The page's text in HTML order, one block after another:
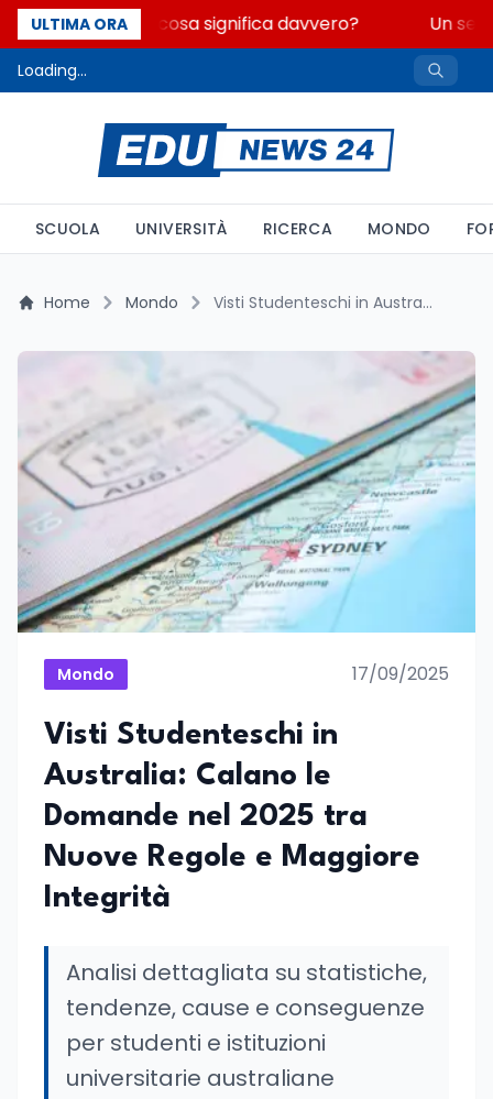
ULTIMA ORA
Fondo perduto: cosa significa davvero? Un
Loading...
SCUOLA UNIVERSITÀ RICERCA MONDO
Home Mondo Visti Studenteschi in Australia: Calano le Domande nel 2025 tra Nuove Regole e Maggiore Integrità
Mondo 17/09/2025
Visti Studenteschi in
Australia: Calano le
Domande nel 2025 tra
Nuove Regole e Maggiore
Integrità
Analisi dettagliata su statistiche,
tendenze, cause e conseguenze
per studenti e istituzioni
universitarie australiane